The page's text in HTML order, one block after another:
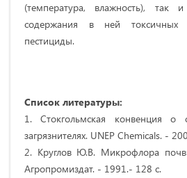
(температура, влажность), так
содержания в ней токсичных
пестициды.
Список литературы:
1. Стокгольмская конвенция о
загрязнителях. UNEP Chemicals. -
2. Круглов Ю.В. Микрофлора
Агропромиздат. - 1991.- 128 с.